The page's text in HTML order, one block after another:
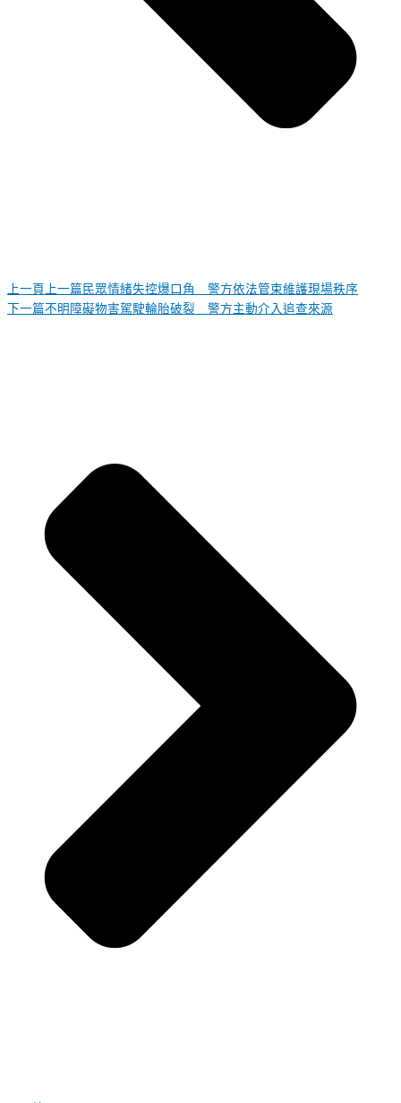
上一頁 上一篇民眾情緒失控爆口角 警方依法管束維護現場秩序
下一篇不明障礙物害駕駛輪胎破裂 警方主動介入追查來源